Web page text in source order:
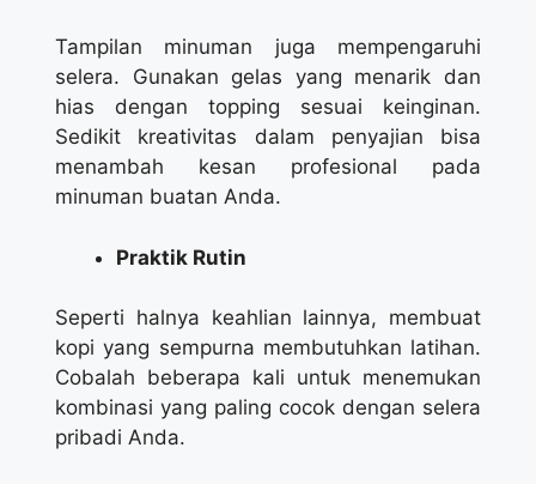
Tampilan minuman juga mempengaruhi
selera. Gunakan gelas yang menarik dan
hias dengan topping sesuai keinginan.
Sedikit kreativitas dalam penyajian bisa
menambah kesan profesional pada
minuman buatan Anda.
Praktik Rutin
Seperti halnya keahlian lainnya, membuat
kopi yang sempurna membutuhkan latihan.
Cobalah beberapa kali untuk menemukan
kombinasi yang paling cocok dengan selera
pribadi Anda.